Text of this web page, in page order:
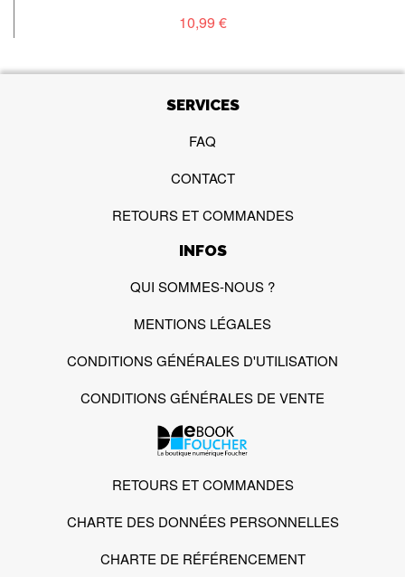
10,99 €
SERVICES
FAQ
CONTACT
RETOURS ET COMMANDES
INFOS
QUI SOMMES-NOUS ?
MENTIONS LÉGALES
CONDITIONS GÉNÉRALES D'UTILISATION
CONDITIONS GÉNÉRALES DE VENTE
RETOURS ET COMMANDES
CHARTE DES DONNÉES PERSONNELLES
CHARTE DE RÉFÉRENCEMENT